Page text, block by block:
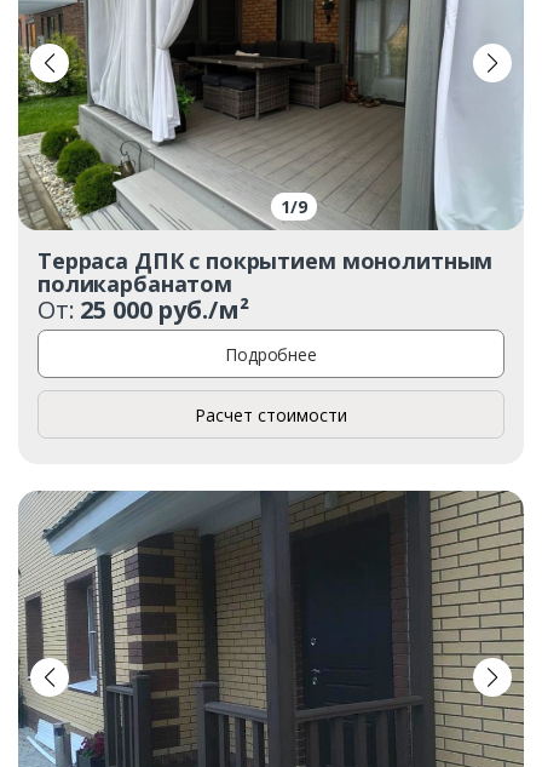
1/9
Терраса ДПК с покрытием монолитным
поликарбанатом
От: 25 000 руб./м²
Подробнее
Расчет стоимости